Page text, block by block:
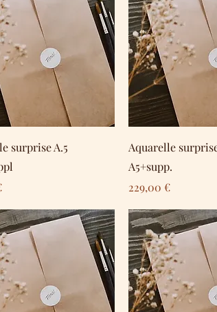
Schnellansicht
surprise A.5
Aquarelle
A5+supp.
Preis
229,00 €